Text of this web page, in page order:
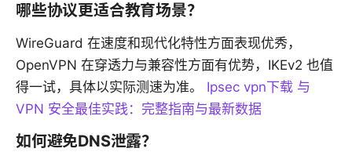
哪些协议更适合教育场景？
WireGuard 在速度和现代化特性方面表现优秀，
OpenVPN 在穿透力与兼容性方面有优势，IKEv2 也值
得一试，具体以实际测速为准。 Ipsec vpn下载 与
VPN 安全最佳实践：完整指南与最新数据
如何避免DNS泄露？